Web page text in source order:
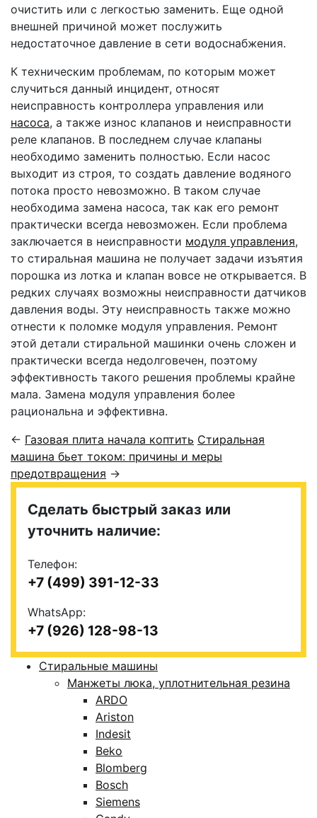
очистить или с легкостью заменить. Еще одной
внешней причиной может послужить
недостаточное давление в сети водоснабжения.
К техническим проблемам, по которым может
случиться данный инцидент, относят
неисправность контроллера управления или
насоса, а также износ клапанов и неисправности
реле клапанов. В последнем случае клапаны
необходимо заменить полностью. Если насос
выходит из строя, то создать давление водяного
потока просто невозможно. В таком случае
необходима замена насоса, так как его ремонт
практически всегда невозможен. Если проблема
заключается в неисправности модуля управления,
то стиральная машина не получает задачи изъятия
порошка из лотка и клапан вовсе не открывается. В
редких случаях возможны неисправности датчиков
давления воды. Эту неисправность также можно
отнести к поломке модуля управления. Ремонт
этой детали стиральной машинки очень сложен и
практически всегда недолговечен, поэтому
эффективность такого решения проблемы крайне
мала. Замена модуля управления более
рациональна и эффективна.
← Газовая плита начала коптить Стиральная
машина бьет током: причины и меры
предотвращения →
Сделать быстрый заказ или
уточнить наличие:
Телефон:
+7 (499) 391-12-33
WhatsApp:
+7 (926) 128-98-13
Стиральные машины
Манжеты люка, уплотнительная резина
ARDO
Ariston
Indesit
Beko
Blomberg
Bosch
Siemens